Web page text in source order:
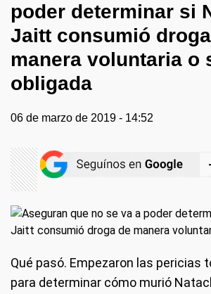
poder determinar si
Jaitt consumió
manera voluntaria o
obligada
06 de marzo de 2019 - 14:52
Qué pasó. Empezaron las pericias
para determinar cómo murió